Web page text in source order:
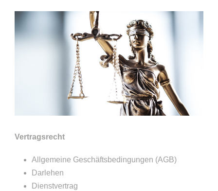
Vertragsrecht
Allgemeine Geschäftsbedingungen (AGB)
Darlehen
Dienstvertrag